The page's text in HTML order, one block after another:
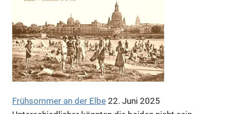
Frühsommer an der Elbe 22. Juni 2025